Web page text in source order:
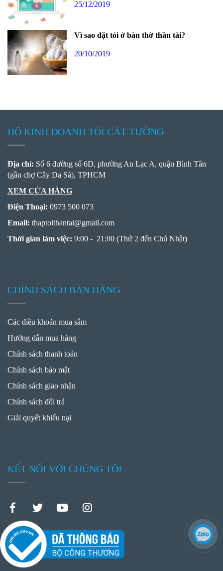
25/12/2019
Vì sao đặt tỏi ở bàn thờ thần tài?
20/10/2019
HỘ KINH DOANH TỎI CÁT TƯỜNG
Địa chỉ: Số 6 đường số 6D, phường An Lạc A, quận Bình Tân
(gần chợ Cây Da Sà), TPHCM
XEM CỬA HÀNG
Điện Thoại: 0973 500 073
Email: thaptoithantai@gmail.com
Thời gian làm việc: 9:00 - 21:00 (Thứ 2 đến Chủ Nhật)
CHÍNH SÁCH BÁN HÀNG
Các điều khoản mua sắm
Hướng dẫn mua hàng
Chính sách thanh toán
Chính sách bảo mật
Chính sách giao nhận
Chính sách đổi trả
Giải quyết khiếu nại
KẾT NỐI VỚI CHÚNG TÔI